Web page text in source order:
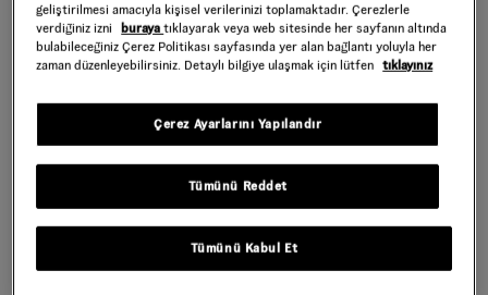
Daha Fazla Renk
4.999,00 TL 3.499,30 TL
Daha Fazla Renk
4.999,00 TL 3.499,30 TL
%40 % + %10 indirim
geliştirilmesi amacıyla kişisel verilerinizi toplamaktadır. Çerezlerle
verdiğiniz izni
burayatıklayarak veya web sitesinde her sayfanın altında
bulabileceğiniz Çerez Politikası sayfasında yer alan bağlantı yoluyla her
zaman düzenleyebilirsiniz. Detaylı bilgiye ulaşmak için lütfen tıklayınız
Tümünü Reddet
Tümünü Kabul Et
Çerez Ayarlarını Yapılandır